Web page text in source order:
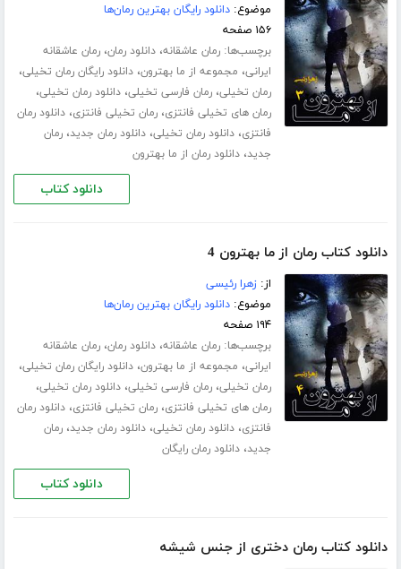
موضوع:دانلود رایگان بهترین رمان‌ها
۱۵۶ صفحه
برچسب‌ها:رمان عاشقانه،دانلود رمان،رمان عاشقانه
ایرانی، مجموعه از ما بهترون،دانلود رایگان رمان تخیلی،
رمان تخیلی،رمان فارسی تخیلی،دانلود رمان تخیلی،
رمان های تخیلی فانتزی،رمان تخیلی فانتزی،دانلود رمان
فانتزی،دانلود رمان تخیلی،دانلود رمان جدید،رمان
جدید،دانلود رمان از ما بهترون
دانلود کتاب
دانلود کتاب رمان از ما بهترون 4
از:زهرا رئیسی
موضوع:دانلود رایگان بهترین رمان‌ها
۱۹۴ صفحه
برچسب‌ها:رمان عاشقانه،دانلود رمان،رمان عاشقانه
ایرانی، مجموعه از ما بهترون،دانلود رایگان رمان تخیلی،
رمان تخیلی،رمان فارسی تخیلی،دانلود رمان تخیلی،
رمان های تخیلی فانتزی،رمان تخیلی فانتزی،دانلود رمان
فانتزی،دانلود رمان تخیلی،دانلود رمان جدید،رمان
جدید،دانلود رمان رایگان
دانلود کتاب
دانلود کتاب رمان دختری از جنس شیشه